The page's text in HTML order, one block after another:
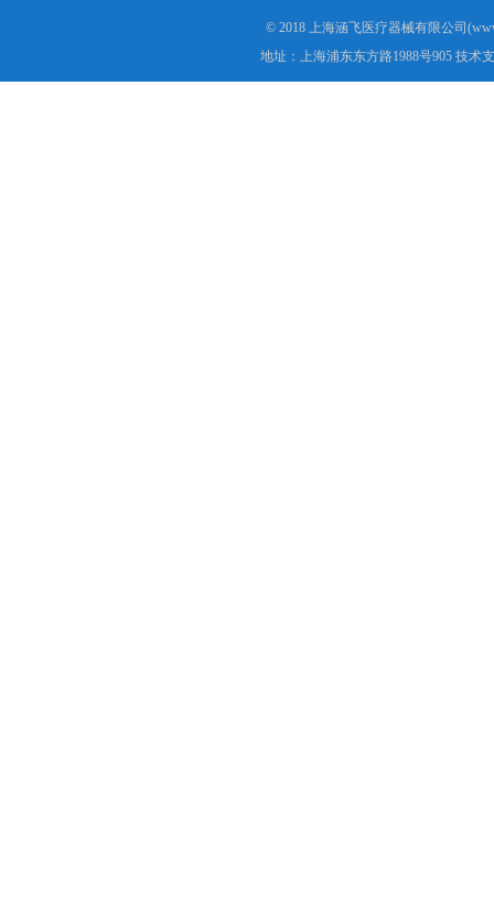
© 2018 上海涵飞医疗器械有限公司
地址：上海浦东东方路1988号905 技术